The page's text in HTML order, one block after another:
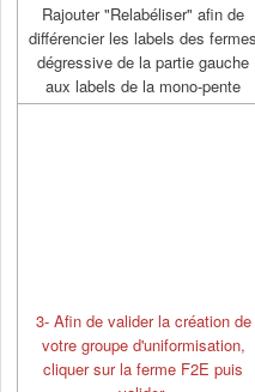
Rajouter "Relabéliser" afin de
différencier les labels des fermes
dégressive de la partie gauche
aux labels de la mono-pente
3- Afin de valider la création de
votre groupe d'uniformisation,
cliquer sur la ferme F2E puis